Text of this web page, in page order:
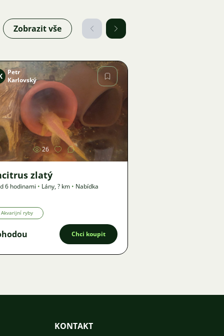
Zobrazit vše
Obrázek
Petr
Karlovský
26
zlatý
6 hodinami • Lány,? km • Nabídka
Akvarijní ryby
Chci koupit
KONTAKT